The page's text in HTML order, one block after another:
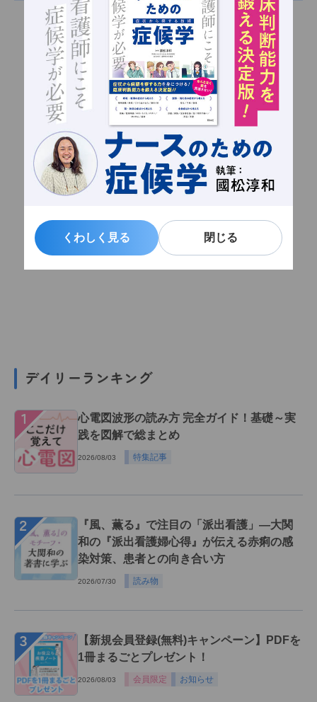
くわしく見る 閉じる
くわしく見る 閉じる
デイリーランキング
１
心電図波形の読み方 完全ガイド！基礎～実
践を図解で総まとめ
2026/08/03 特集記事
２
『風、薫る』で注目の「派出看護」―大関
和の『派出看護婦心得』が伝える赤痢の感
染対策、患者との向き合い方
2026/07/30 読み物
３
【新規会員登録(無料)キャンペーン】PDFを
1冊まるごとプレゼント！
2026/08/03 会員限定 お知らせ